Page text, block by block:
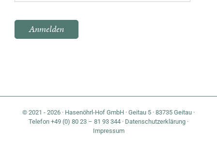
Bitte lasse dieses Feld leer.
© 2021 - 2026 · Hasenöhrl-Hof GmbH · Geitau 5 · 83735 Geitau ·
Telefon +49 (0) 80 23 – 81 93 344 · Datenschutzerklärung ·
Impressum